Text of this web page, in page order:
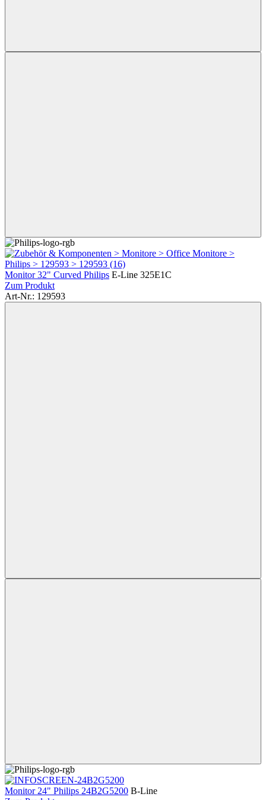
Monitor 32" Curved Philips E-Line 325E1C
Zum Produkt
Art-Nr.: 129593
Monitor 24" Philips 24B2G5200 B-Line